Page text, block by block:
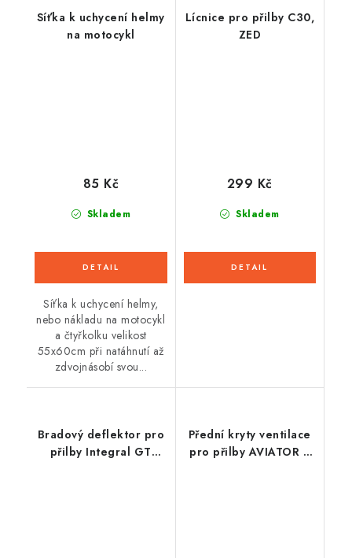
Síťka k uchycení helmy
na motocykl
Skladem
85 Kč
Síťka k uchycení helmy,
nebo nákladu na motocykl
a čtyřkolku velikost
55x60cm při natáhnutí až
zdvojnásobí svou...
Lícnice pro přilby C30,
ZED
Skladem
299 Kč
Bradový deflektor pro
přilby Integral GT
Přední kryty ventilace
pro přilby AVIATOR J,